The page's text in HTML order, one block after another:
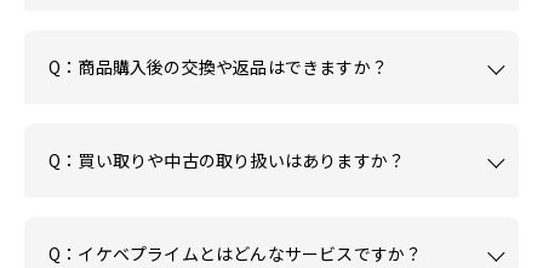
Q：商品購入後の交換や返品はできますか？
Q：買い取りや中古の取り扱いはありますか？
Q：イケベプライムとはどんなサービスですか？